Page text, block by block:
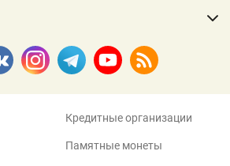
Кредитные организации
Памятные монеты